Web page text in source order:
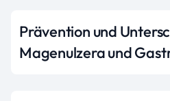
Prävention und
Magenulzera und